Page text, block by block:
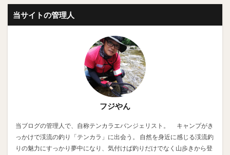
当サイトの管理人
フジやん
当ブログの管理人で、自称テンカラエバンジェリスト。 キャンプがき
っかけで渓流の釣り「テンカラ」に出会う。 自然を身近に感じる渓流釣
りの魅力にすっかり夢中になり、気付けば釣りだけでなく山歩きから登